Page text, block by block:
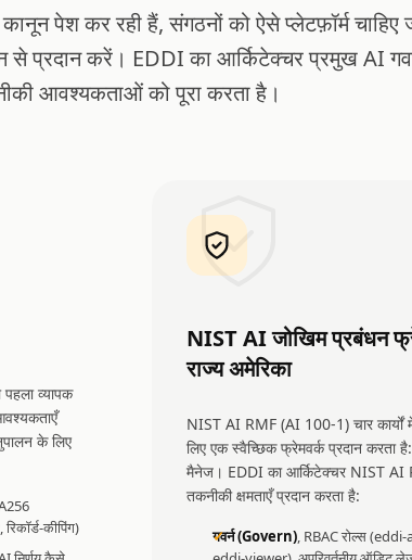
पेश कर रही हैं, संगठनों को ऐसे प्लेटफ़ॉर्म चाहिए
से प्रदान करें। EDDI का आर्किटेक्चर प्रमुख AI
आवश्यकताओं को पूरा करता है।
व्यापक
के लिए
कीपिंग)
NIST AI जोखिम प्रबंधन
राज्य अमेरिका
NIST AI RMF (AI 100-1) चार
लिए एक स्वैच्छिक फ्रेमवर्क प्रदान करता
मैनेज। EDDI का आर्किटेक्चर NIST
तकनीकी क्षमताएँ प्रदान करता है:
गवर्न (Govern), RBAC रोल्स